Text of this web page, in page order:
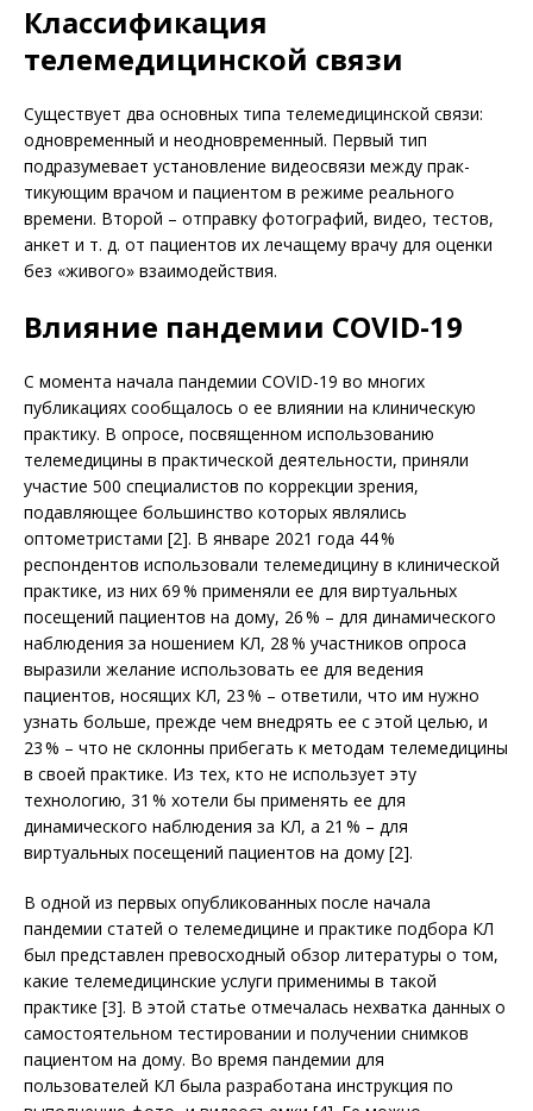
Классификация
телемедицинской связи
Существует два основных типа телемедицинской связи:
одно­временный и неодновременный. Первый тип
подразумевает установление видеосвязи между прак­
тикующим врачом и пациентом в режиме реального
времени. Второй – отправку фотографий, видео, тестов,
анкет и т. д. от пациентов их лечащему врачу для оценки
без «живого» взаимодействия.
Влияние пандемии COVID-19
С момента начала пандемии COVID-19 во многих
публикациях сообщалось о ее влия­нии на клиническую
практику. В опросе, посвященном использованию
телемедицины в практической деятельности, приняли
участие 500 специалистов по коррекции зрения,
подавляющее большинство которых являлись
оптометристами [2]. В январе 2021 года 44 %
респондентов использовали телемедицину в клинической
практике, из них 69 % применяли ее для виртуальных
посещений пациентов на дому, 26 % – для динамического
наблюдения за ношением КЛ, 28 % участников опроса
выразили желание использовать ее для ведения
пациентов, носящих КЛ, 23 % – ответили, что им нужно
узнать больше, прежде чем внедрять ее с этой целью, и
23 % – что не склонны прибегать к методам телемедицины
в своей практике. Из тех, кто не использует эту
технологию, 31 % хотели бы применять ее для
динамического наблюдения за КЛ, а 21 % – для
виртуальных посещений пациентов на дому [2].
В одной из первых опубликованных после начала
пандемии статей о телемедицине и практике подбора КЛ
был представлен превосходный обзор литературы о том,
какие телемедицинские услуги применимы в такой
практике [3]. В этой статье отмечалась нехватка данных о
самостоятельном тестировании и получении снимков
пациентом на дому. Во время пандемии для
пользователей КЛ была разработана инструкция по